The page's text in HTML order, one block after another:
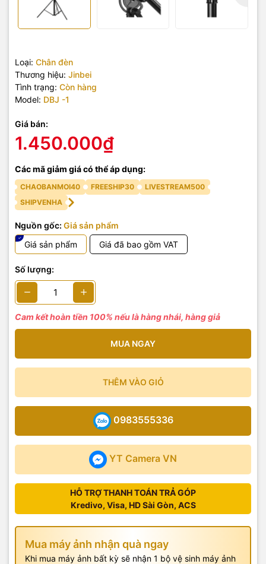
Loại: Chân đèn
Thương hiệu: Jinbei
Tình trạng: Còn hàng
Model: DBJ -1
Giá bán:
1.450.000₫
Các mã giảm giá có thể áp dụng:
CHAOBANMOI40 FREESHIP30
LIVESTREAM500
SHIPVENHA
Nguồn gốc: Giá sản phẩm
Giá sản phẩm
Giá đã bao gồm VAT
Số lượng:
Cam kết hoàn tiền 100% nếu là hàng nhái, hàng giả
MUA NGAY
THÊM VÀO GIỎ
YT Camera VN
0983555336
HỖ TRỢ THANH TOÁN TRẢ GÓP
Kredivo, Visa, HD Sài Gòn, ACS
Mua máy ảnh nhận quà ngay
Khi mua máy ảnh bất kỳ sẽ nhận 1 bộ vệ sinh máy ảnh